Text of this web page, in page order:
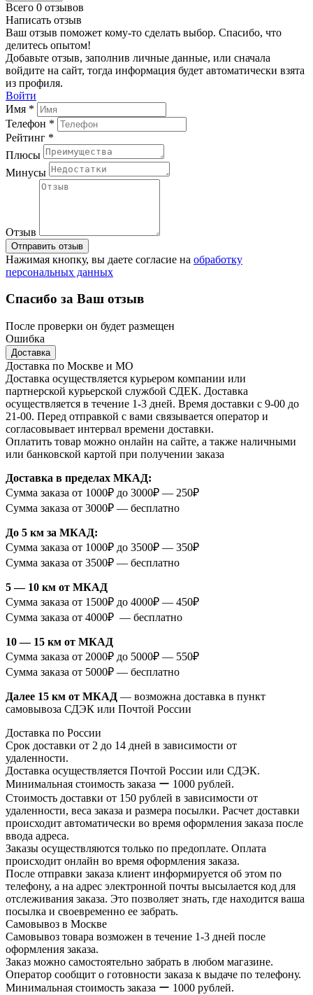
Всего 0 отзывов
Написать отзыв
Ваш отзыв поможет кому-то сделать выбор. Спасибо, что
делитесь опытом!
Добавьте отзыв, заполнив личные данные, или сначала
войдите на сайт, тогда информация будет автоматически взята
из профиля.
Войти
Имя *
Телефон *
Рейтинг *
Плюсы
Минусы
Отзыв
Отправить отзыв
Нажимая кнопку, вы даете согласие на обработку
персональных данных
Спасибо за Ваш отзыв
После проверки он будет размещен
Ошибка
Доставка
Доставка по Москве и МО
Доставка осуществляется курьером компании или
партнерской курьерской службой СДЕК. Доставка
осуществляется в течение 1-3 дней. Время доставки с 9-00 до
21-00. Перед отправкой с вами связывается оператор и
согласовывает интервал времени доставки.
Оплатить товар можно онлайн на сайте, а также наличными
или банковской картой при получении заказа
Доставка в пределах МКАД:
Сумма заказа от 1000₽ до 3000₽ — 250₽
Сумма заказа от 3000₽ — бесплатно
До 5 км за МКАД:
Сумма заказа от 1000₽ до 3500₽ — 350₽
Сумма заказа от 3500₽ — бесплатно
5 — 10 км от МКАД
Сумма заказа от 1500₽ до 4000₽ — 450₽
Сумма заказа от 4000₽ — бесплатно
10 — 15 км от МКАД
Сумма заказа от 2000₽ до 5000₽ — 550₽
Сумма заказа от 5000₽ — бесплатно
Далее 15 км от МКАД — возможна доставка в пункт
самовывоза СДЭК или Почтой России
Доставка по России
Срок доставки от 2 до 14 дней в зависимости от
удаленности.
Доставка осуществляется Почтой России или СДЭК.
Минимальная стоимость заказа ー 1000 рублей.
Стоимость доставки от 150 рублей в зависимости от
удаленности, веса заказа и размера посылки. Расчет доставки
происходит автоматически во время оформления заказа после
ввода адреса.
Заказы осуществляются только по предоплате. Оплата
происходит онлайн во время оформления заказа.
После отправки заказа клиент информируется об этом по
телефону, а на адрес электронной почты высылается код для
отслеживания заказа. Это позволяет знать, где находится ваша
посылка и своевременно ее забрать.
Самовывоз в Москве
Самовывоз товара возможен в течение 1-3 дней после
оформления заказа.
Заказ можно самостоятельно забрать в любом магазине.
Оператор сообщит о готовности заказа к выдаче по телефону.
Минимальная стоимость заказа ー 1000 рублей.